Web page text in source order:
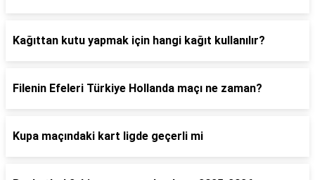
Kağıttan kutu yapmak için hangi kağıt kullanılır?
Filenin Efeleri Türkiye Hollanda maçı ne zaman?
Kupa maçındaki kart ligde geçerli mi